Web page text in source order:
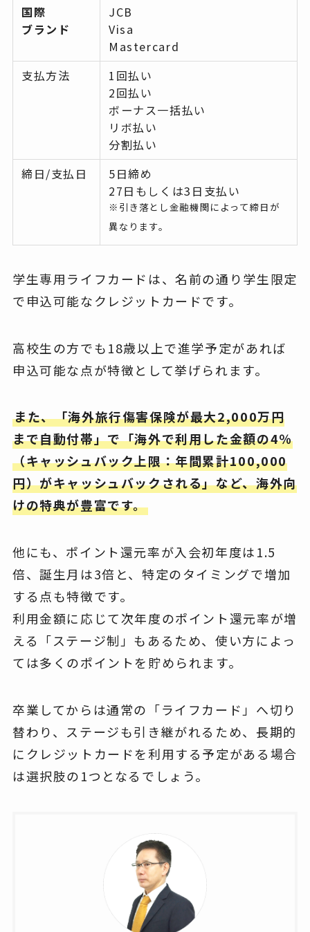
国際
ブランド
JCB
Visa
Mastercard
支払方法
1回払い
2回払い
ボーナス一括払い
リボ払い
分割払い
締日/支払日
5日締め
27日もしくは3日支払い
※引き落とし金融機関によって締日が
異なります。
学生専用ライフカードは、名前の通り学生限定
で申込可能なクレジットカードです。
高校生の方でも18歳以上で進学予定があれば
申込可能な点が特徴として挙げられます。
また、「海外旅行傷害保険が最大2,000万円
まで自動付帯」で「海外で利用した金額の4％
（キャッシュバック上限：年間累計100,000
円）がキャッシュバックされる」など、海外向
けの特典が豊富です。
他にも、ポイント還元率が入会初年度は1.5
倍、誕生月は3倍と、特定のタイミングで増加
する点も特徴です。
利用金額に応じて次年度のポイント還元率が増
える「ステージ制」もあるため、使い方によっ
ては多くのポイントを貯められます。
卒業してからは通常の「ライフカード」へ切り
替わり、ステージも引き継がれるため、長期的
にクレジットカードを利用する予定がある場合
は選択肢の1つとなるでしょう。